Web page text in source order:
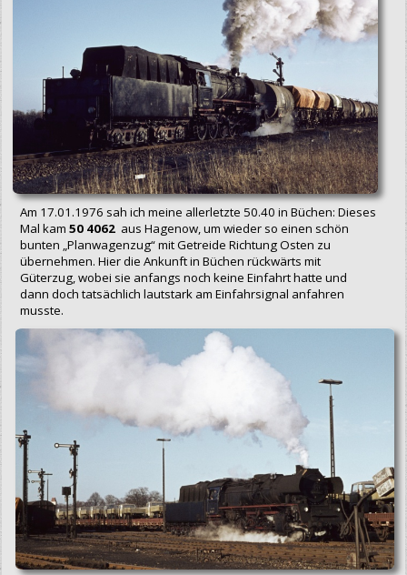
Am 17.01.1976 sah ich meine allerletzte 50.40 in Büchen: Dieses
Mal kam 50 4062aus Hagenow, um wieder so einen schön
bunten „Planwagenzug“ mit Getreide Richtung Osten zu
übernehmen. Hier die Ankunft in Büchen rückwärts mit
Güterzug, wobei sie anfangs noch keine Einfahrt hatte und
dann doch tatsächlich lautstark am Einfahrsignal anfahren
musste.